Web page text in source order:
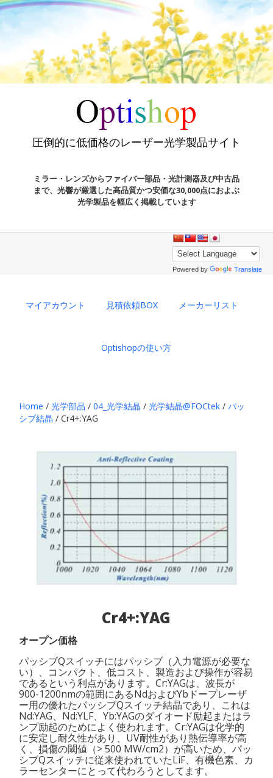
圧倒的に低価格のレーザー光学製品サイト
ミラー・レンズからファイバー部品・光計測器及び中古品
まで、光響が厳選した高品質かつ安価な30,000点におよぶ
光学製品を幅広く掲載しています
Powered by Translate
マイアカウント 見積依頼BOX メーカーリスト
Optishopの使い方
Home /光学部品 /04_光学結晶 /光学結晶@FOCtek /パッ
シブ結晶 / Cr4+:YAG
Cr4+:YAG
オープン価格
パッシブQスイッチにはパッシブ（入力電源が必要な
い）、コンパクト、低コスト、製造および操作が容易
であるという利点があります。Cr:YAGは、波長が
900-1200nmの範囲にあるNdおよびYbドープレーザ
ー用の優れたパッシブQスイッチ結晶であり、これは
Nd:YAG、Nd:YLF、Yb:YAGのダイオード励起またはラ
ンプ励起のためによく使われます。Cr:YAGは化学的
に安定し耐久性があり、UV耐性があり熱伝導率が高
く、損傷の閾値（> 500 MW/cm2）が高いため、パッ
シブQスイッチに従来使われていたLiF、有機色素、カ
ラーセンターにとって代わろうとしてます。